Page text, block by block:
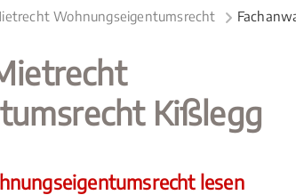
Wohnungseigentumsrecht
Kißlegg
lesen